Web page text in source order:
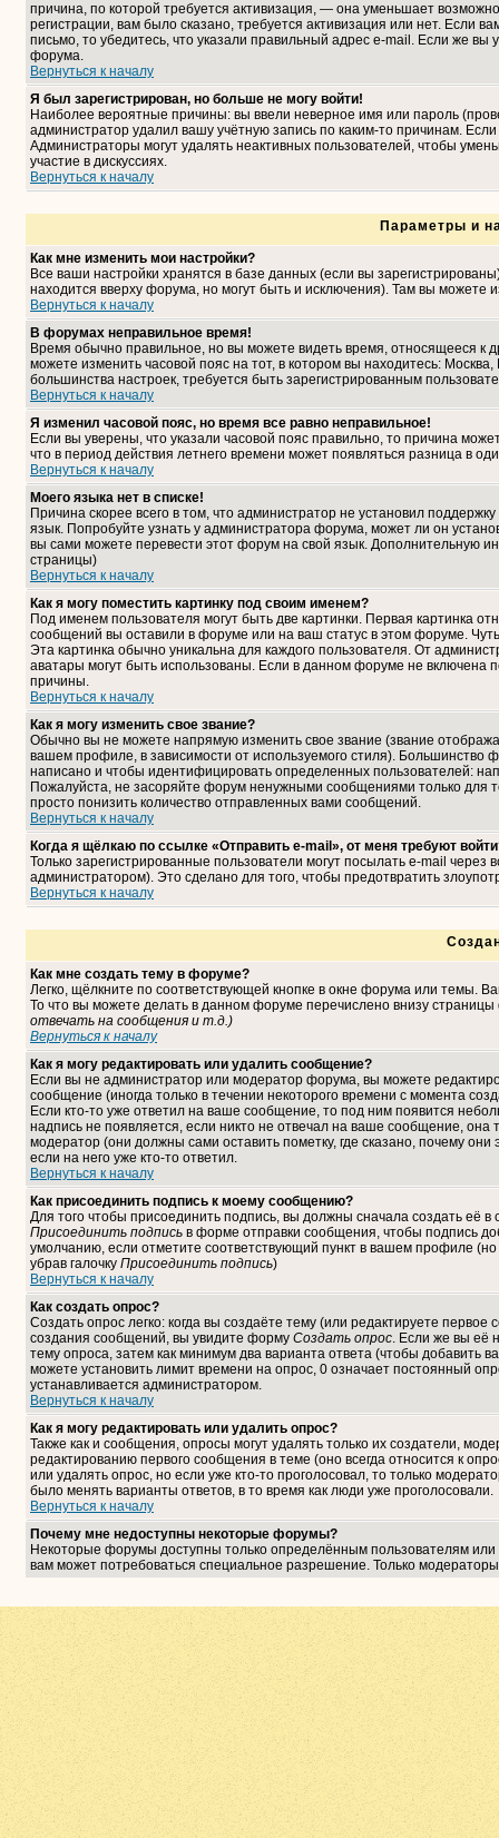
причина, по которой требуется активизация, — она уменьшает
регистрации, вам было сказано, требуется активизация или нет. Если
письмо, то убедитесь, что указали правильный адрес e-mail. Если же
форума.
Вернуться к началу
Я был зарегистрирован, но больше не могу войти!
Наиболее вероятные причины: вы ввели неверное имя или пароль
администратор удалил вашу учётную запись по каким-то причинам.
Администраторы могут удалять неактивных пользователей, чтобы
участие в дискуссиях.
Вернуться к началу
Параметры и
Как мне изменить мои настройки?
Все ваши настройки хранятся в базе данных (если вы
находится вверху форума, но могут быть и исключения). Там вы можете
Вернуться к началу
В форумах неправильное время!
Время обычно правильное, но вы можете видеть время, относящееся к
можете изменить часовой пояс на тот, в котором вы находитесь:
большинства настроек, требуется быть зарегистрированным
Вернуться к началу
Я изменил часовой пояс, но время все равно неправильное!
Если вы уверены, что указали часовой пояс правильно, то причина
что в период действия летнего времени может появляться разница в
Вернуться к началу
Моего языка нет в списке!
Причина скорее всего в том, что администратор не установил
язык. Попробуйте узнать у администратора форума, может ли он
вы сами можете перевести этот форум на свой язык. Дополнительную
страницы)
Вернуться к началу
Как я могу поместить картинку под своим именем?
Под именем пользователя могут быть две картинки. Первая картинка
сообщений вы оставили в форуме или на ваш статус в этом форуме.
Эта картинка обычно уникальна для каждого пользователя. От
аватары могут быть использованы. Если в данном форуме не включена
причины.
Вернуться к началу
Как я могу изменить свое звание?
Обычно вы не можете напрямую изменить свое звание (звание
вашем профиле, в зависимости от используемого стиля). Большинство
написано и чтобы идентифицировать определенных пользователей:
Пожалуйста, не засоряйте форум ненужными сообщениями только для
просто понизить количество отправленных вами сообщений.
Вернуться к началу
Когда я щёлкаю по ссылке «Отправить e-mail», от меня требуют
Только зарегистрированные пользователи могут посылать e-mail
администратором). Это сделано для того, чтобы предотвратить
Вернуться к началу
Как мне создать тему в форуме?
Легко, щёлкните по соответствующей кнопке в окне форума или темы.
То что вы можете делать в данном форуме перечислено внизу
отвечать на сообщения и т.д.)
Вернуться к началу
Как я могу редактировать или удалить сообщение?
Если вы не администратор или модератор форума, вы можете
сообщение (иногда только в течении некоторого времени с момента
Если кто-то уже ответил на ваше сообщение, то под ним появится
надпись не появляется, если никто не отвечал на ваше сообщение,
модератор (они должны сами оставить пометку, где сказано, почему
если на него уже кто-то ответил.
Вернуться к началу
Как присоединить подпись к моему сообщению?
Для того чтобы присоединить подпись, вы должны сначала создать её
Присоединить подпись в форме отправки сообщения, чтобы подпись
умолчанию, если отметите соответствующий пункт в вашем профиле
убрав галочку Присоединить подпись)
Вернуться к началу
Как создать опрос?
Создать опрос легко: когда вы создаёте тему (или редактируете
создания сообщений, вы увидите форму Создать опрос. Если же вы её
тему опроса, затем как минимум два варианта ответа (чтобы добавить
можете установить лимит времени на опрос, 0 означает постоянный
устанавливается администратором.
Вернуться к началу
Как я могу редактировать или удалить опрос?
Также как и сообщения, опросы могут удалять только их создатели,
редактированию первого сообщения в теме (оно всегда относится к
или удалять опрос, но если уже кто-то проголосовал, то только
было менять варианты ответов, в то время как люди уже проголосовали.
Вернуться к началу
Почему мне недоступны некоторые форумы?
Некоторые форумы доступны только определённым пользователям
вам может потребоваться специальное разрешение. Только